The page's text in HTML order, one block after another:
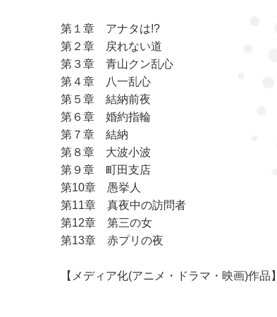
第１章 アナタは!?
第２章 戻れない道
第３章 青山クン乱心
第４章 八一乱心
第５章 結納前夜
第６章 婚約指輪
第７章 結納
第８章 大波小波
第９章 町田支店
第10章 愚挙人
第11章 真夜中の訪問者
第12章 第三の女
第13章 赤プリの夜
【メディア化(アニメ・ドラマ・映画)作品】